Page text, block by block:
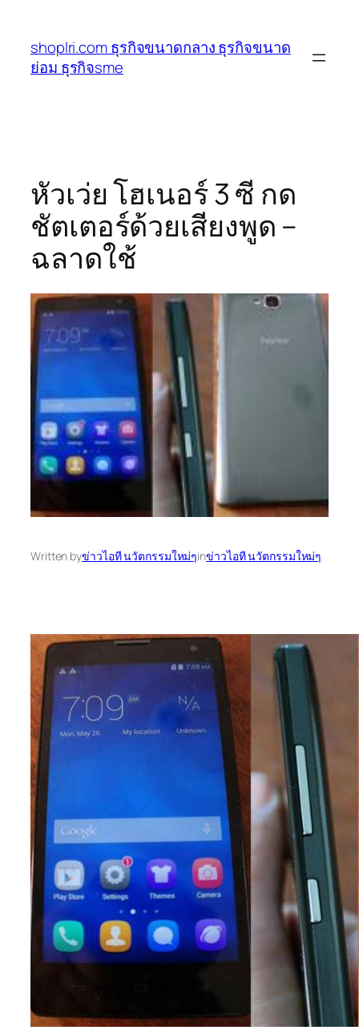
เนื้อหา
shoplri.com ธุรกิจขนาดกลาง ธุรกิจขนาด
ย่อม ธุรกิจsme
หัวเว่ย โฮเนอร์ 3 ซี กด
ชัตเตอร์ด้วยเสียงพูด –
ฉลาดใช้
Written byข่าวไอที นวัตกรรมใหม่ๆinข่าวไอที นวัตกรรมใหม่ๆ